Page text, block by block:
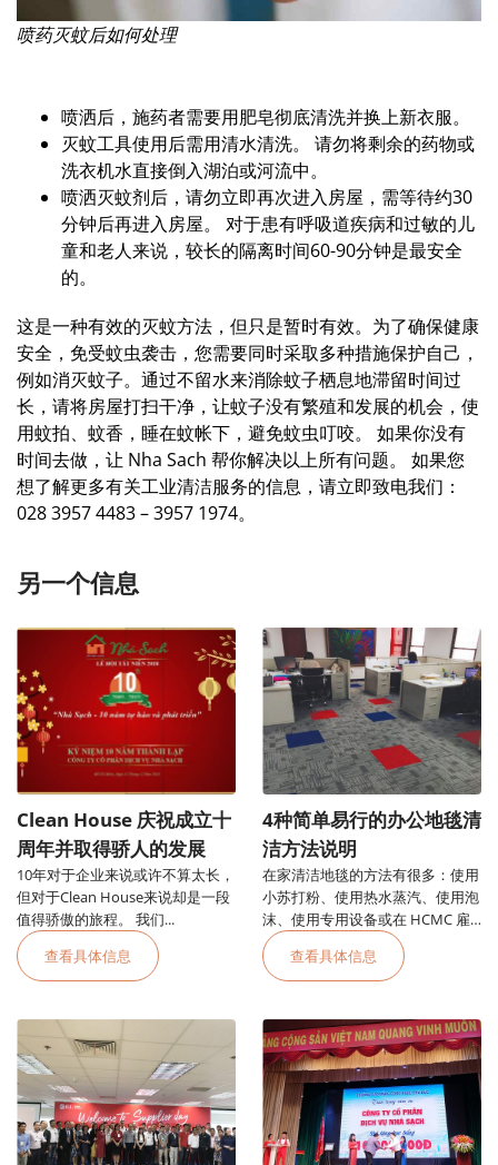
喷药灭蚊后如何处理
喷洒后，施药者需要用肥皂彻底清洗并换上新衣服。
灭蚊工具使用后需用清水清洗。 请勿将剩余的药物或
洗衣机水直接倒入湖泊或河流中。
喷洒灭蚊剂后，请勿立即再次进入房屋，需等待约30
分钟后再进入房屋。 对于患有呼吸道疾病和过敏的儿
童和老人来说，较长的隔离时间60-90分钟是最安全
的。
这是一种有效的灭蚊方法，但只是暂时有效。为了确保健康
安全，免受蚊虫袭击，您需要同时采取多种措施保护自己，
例如消灭蚊子。通过不留水来消除蚊子栖息地滞留时间过
长，请将房屋打扫干净，让蚊子没有繁殖和发展的机会，使
用蚊拍、蚊香，睡在蚊帐下，避免蚊虫叮咬。 如果你没有
时间去做，让 Nha Sach 帮你解决以上所有问题。 如果您
想了解更多有关工业清洁服务的信息，请立即致电我们：
028 3957 4483 – 3957 1974。
另一个信息
10年对于企业来说或许不算太长，
但对于Clean House来说却是一段
值得骄傲的旅程。 我们...
Clean House 庆祝成立十
周年并取得骄人的发展
查看具体信息
在家清洁地毯的方法有很多：使用
小苏打粉、使用热水蒸汽、使用泡
沫、使用专用设备或在 HCMC 雇
用办公室地毯清洁服务
4种简单易行的办公地毯清
洁方法说明
查看具体信息